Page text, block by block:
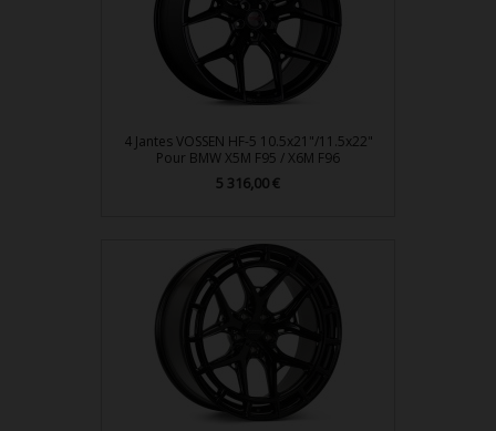
4 Jantes VOSSEN HF-5 10.5x21"/11.5x22"
Pour BMW X5M F95 / X6M F96
Prix
5 316,00 €